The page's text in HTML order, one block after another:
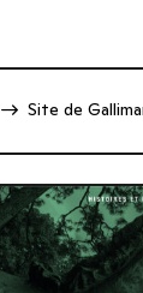
Site de